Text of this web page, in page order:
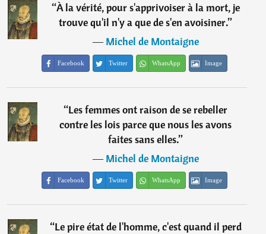
“À la vérité, pour s'apprivoiser à la mort, je
trouve qu'il n'y a que de s'en avoisiner.”
―Michel de Montaigne
Facebook Twitter WhatsApp Image
“Les femmes ont raison de se rebeller
contre les lois parce que nous les avons
faites sans elles.”
―Michel de Montaigne
Facebook Twitter WhatsApp Image
“Le pire état de l'homme, c'est quand il perd